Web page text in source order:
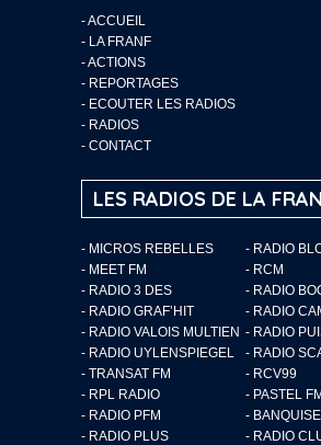
-ACCUEIL
- LA FRANF
-ACTIONS
- REPORTAGES
- ECOUTER LES RADIOS
- RADIOS
- CONTACT
LES RADIOS DE LA
- MICROS REBELLES
- RADIO
- MEET FM
- RCM
- RADIO 3 DES
- RADIO
- RADIO GRAF’HIT
- RADIO
- RADIO VALOIS MULTIEN - RADIO
- RADIO UYLENSPIEGEL
- RADIO
- TRANSAT FM
- RCV99
- RPL RADIO
- PASTEL
- RADIO PFM
-
- RADIO PLUS
- RADIO